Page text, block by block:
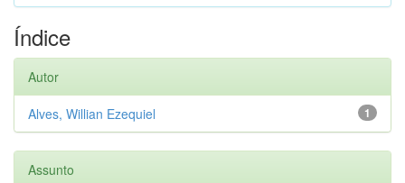
Índice
Autor
1
Alves, Willian Ezequiel
Assunto